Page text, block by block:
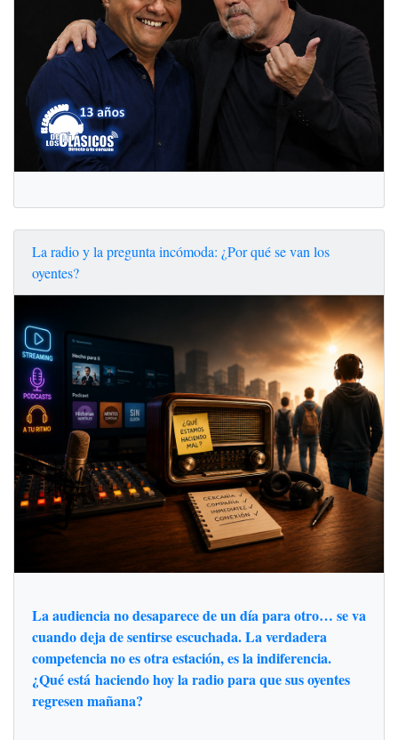
La radio y la pregunta incómoda: ¿Por qué se van los
oyentes?
La audiencia no desaparece de un día para otro… se va
cuando deja de sentirse escuchada. La verdadera
competencia no es otra estación, es la indiferencia.
¿Qué está haciendo hoy la radio para que sus oyentes
regresen mañana?